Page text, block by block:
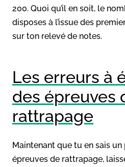
200. Quoi qu’il en soit, le
disposes à l’issue des
sur ton relevé de notes.
Les erreurs à
des épreuves
rattrapage
Maintenant que tu en sais
épreuves de rattrapage,